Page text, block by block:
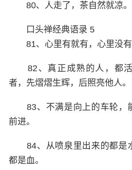
80、人走了，茶自然就凉。
口头禅经典语录 5
81、心里有就有，心里没有
82、真正成熟的人，都活
者，先熠熠生辉，后照亮他人。
83、不满是向上的车轮，
前进。
84、从喷泉里出来的都是
都是血。